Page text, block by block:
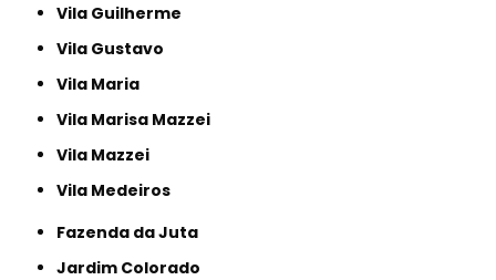
Vila Guilherme
Vila Gustavo
Vila Maria
Vila Marisa Mazzei
Vila Mazzei
Vila Medeiros
Fazenda da Juta
Jardim Colorado